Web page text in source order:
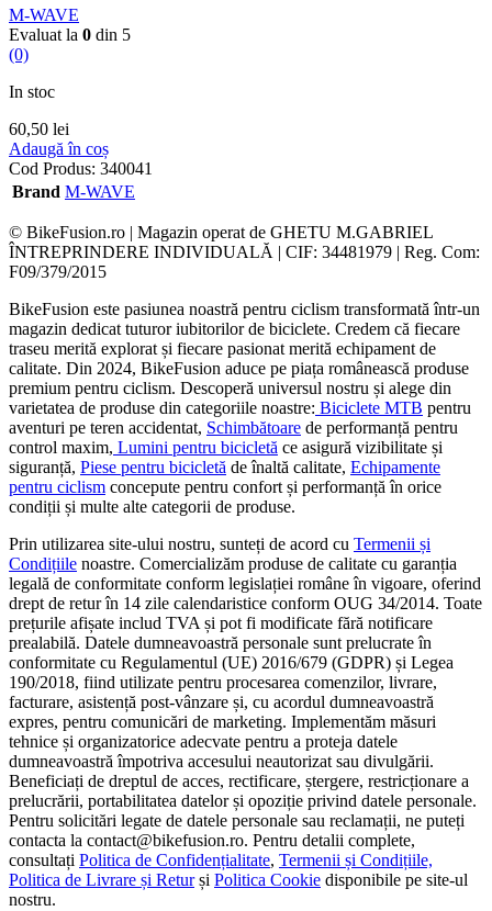
M-WAVE
Evaluat la 0 din 5
(0)
In stoc
60,50 lei
Adaugă în coș
Cod Produs: 340041
Brand M-WAVE
© BikeFusion.ro | Magazin operat de GHETU M.GABRIEL
ÎNTREPRINDERE INDIVIDUALĂ | CIF: 34481979 | Reg. Com:
F09/379/2015
BikeFusion este pasiunea noastră pentru ciclism transformată într-un
magazin dedicat tuturor iubitorilor de biciclete. Credem că fiecare
traseu merită explorat și fiecare pasionat merită echipament de
calitate. Din 2024, BikeFusion aduce pe piața românească produse
premium pentru ciclism. Descoperă universul nostru și alege din
varietatea de produse din categoriile noastre: Biciclete MTB pentru
aventuri pe teren accidentat, Schimbătoare de performanță pentru
control maxim, Lumini pentru bicicletă ce asigură vizibilitate și
siguranță, Piese pentru bicicletă de înaltă calitate, Echipamente
pentru ciclism concepute pentru confort și performanță în orice
condiții și multe alte categorii de produse.
Prin utilizarea site-ului nostru, sunteți de acord cu Termenii și
Condițiile noastre. Comercializăm produse de calitate cu garanția
legală de conformitate conform legislației române în vigoare, oferind
drept de retur în 14 zile calendaristice conform OUG 34/2014. Toate
prețurile afișate includ TVA și pot fi modificate fără notificare
prealabilă. Datele dumneavoastră personale sunt prelucrate în
conformitate cu Regulamentul (UE) 2016/679 (GDPR) și Legea
190/2018, fiind utilizate pentru procesarea comenzilor, livrare,
facturare, asistență post-vânzare și, cu acordul dumneavoastră
expres, pentru comunicări de marketing. Implementăm măsuri
tehnice și organizatorice adecvate pentru a proteja datele
dumneavoastră împotriva accesului neautorizat sau divulgării.
Beneficiați de dreptul de acces, rectificare, ștergere, restricționare a
prelucrării, portabilitatea datelor și opoziție privind datele personale.
Pentru solicitări legate de datele personale sau reclamații, ne puteți
contacta la contact@bikefusion.ro. Pentru detalii complete,
consultați Politica de Confidențialitate, Termenii și Condițiile,
Politica de Livrare și Returși Politica Cookie disponibile pe site-ul
nostru.